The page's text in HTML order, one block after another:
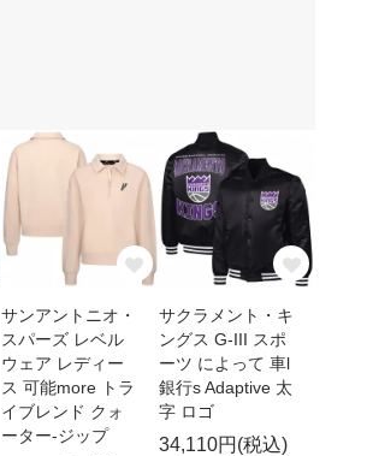
サンアントニオ・
スパーズ レベル
ウェア レディー
ス 可能more トラ
イブレンド クォ
ーター-ジップ
サクラメント・キ
ングス G-III スポ
ーツ によって 車l
銀行s Adaptive 太
字 ロゴ
34,110円(税込)